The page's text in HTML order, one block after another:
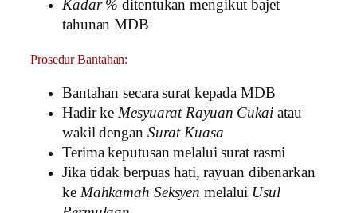
Kadar % ditentukan mengikut bajet
tahunan MDB
Prosedur Bantahan:
Bantahan secara surat kepada MDB
Hadir keMesyuarat Rayuan Cukaiatau
wakil dengan Surat Kuasa
Terima keputusan melalui surat rasmi
Jika tidak berpuas hati, rayuan dibenarkan
ke Mahkamah Seksyen melalui Usul